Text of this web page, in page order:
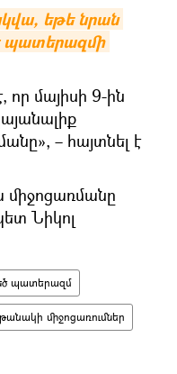
եթե նրան
պատերազմի
մայիսի 9-ին
– հայտնել է
միջոցառմանը
Նիկոլ
պատերազմ
միջոցառումներ